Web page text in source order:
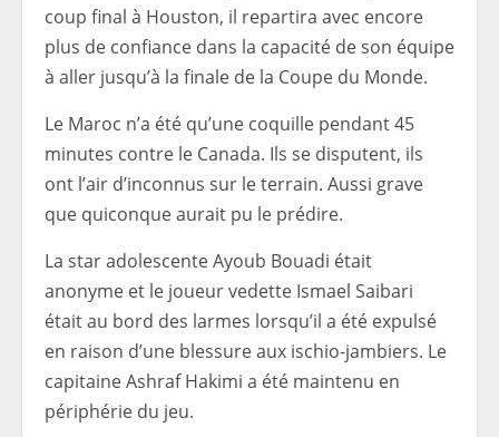
coup final à Houston, il repartira avec encore
plus de confiance dans la capacité de son équipe
à aller jusqu’à la finale de la Coupe du Monde.
Le Maroc n’a été qu’une coquille pendant 45
minutes contre le Canada. Ils se disputent, ils
ont l’air d’inconnus sur le terrain. Aussi grave
que quiconque aurait pu le prédire.
La star adolescente Ayoub Bouadi était
anonyme et le joueur vedette Ismael Saibari
était au bord des larmes lorsqu’il a été expulsé
en raison d’une blessure aux ischio-jambiers. Le
capitaine Ashraf Hakimi a été maintenu en
périphérie du jeu.